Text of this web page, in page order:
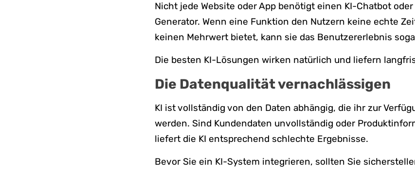
Nicht jede Website oder App benötigt einen KI-Chatbot
Generator. Wenn eine Funktion den Nutzern keine echte
keinen Mehrwert bietet, kann sie das Benutzererlebnis
Die besten KI-Lösungen wirken natürlich und liefern
Die Datenqualität vernachlässigen
KI ist vollständig von den Daten abhängig, die ihr zur
werden. Sind Kundendaten unvollständig oder
liefert die KI entsprechend schlechte Ergebnisse.
Bevor Sie ein KI-System integrieren, sollten Sie